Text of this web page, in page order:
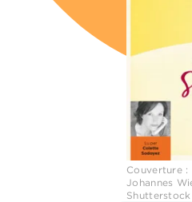
Couverture
Johannes
Shutterstock